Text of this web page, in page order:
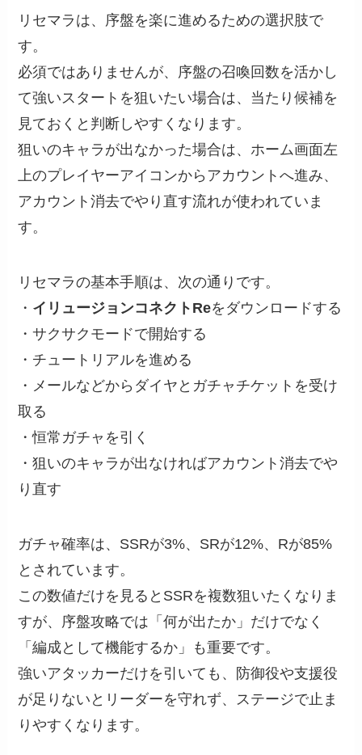
リセマラは、序盤を楽に進めるための選択肢で
す。
必須ではありませんが、序盤の召喚回数を活かし
て強いスタートを狙いたい場合は、当たり候補を
見ておくと判断しやすくなります。
狙いのキャラが出なかった場合は、ホーム画面左
上のプレイヤーアイコンからアカウントへ進み、
アカウント消去でやり直す流れが使われていま
す。
リセマラの基本手順は、次の通りです。
・ イリュージョンコネクトReをダウンロードする
・サクサクモードで開始する
・チュートリアルを進める
・メールなどからダイヤとガチャチケットを受け
取る
・恒常ガチャを引く
・狙いのキャラが出なければアカウント消去でや
り直す
ガチャ確率は、SSRが3%、SRが12%、Rが85%
とされています。
この数値だけを見るとSSRを複数狙いたくなりま
すが、序盤攻略では「何が出たか」だけでなく
「編成として機能するか」も重要です。
強いアタッカーだけを引いても、防御役や支援役
が足りないとリーダーを守れず、ステージで止ま
りやすくなります。